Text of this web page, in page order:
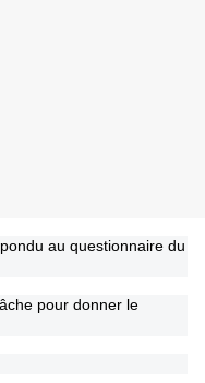
au questionnaire du
pour donner le